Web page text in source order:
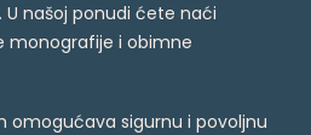
U našoj ponudi ćete naći
monografije i obimne
omogućava sigurnu i povoljnu